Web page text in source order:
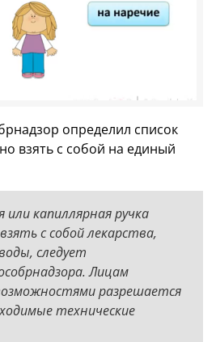
определил список
взять с собой на единый
или капиллярная ручка
с собой лекарства,
следует
Лицам
разрешается
технические